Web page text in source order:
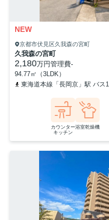
NEW
京都市伏見区久我森の宮町
久我森の宮町
2,180万円管理費-
94.77㎡（3LDK）
東海道本線「長岡京」駅 バス
カウンター
キッチン
浴室乾燥機